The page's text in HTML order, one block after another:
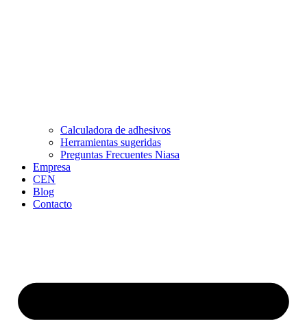
Calculadora de adhesivos
Herramientas sugeridas
Preguntas Frecuentes Niasa
Empresa
CEN
Blog
Contacto